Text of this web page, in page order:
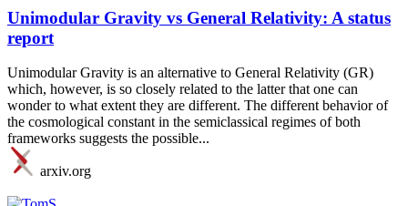
Unimodular Gravity vs General Relativity: A status
report
Unimodular Gravity is an alternative to General Relativity (GR)
which, however, is so closely related to the latter that one can
wonder to what extent they are different. The different behavior of
the cosmological constant in the semiclassical regimes of both
frameworks suggests the possible...
arxiv.org